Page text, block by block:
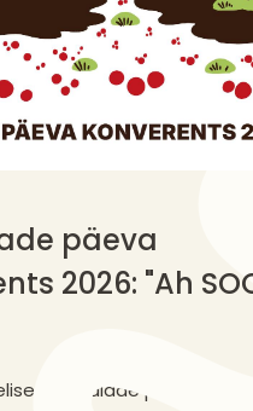
päeva
2026: "Ah
märgalade päeva